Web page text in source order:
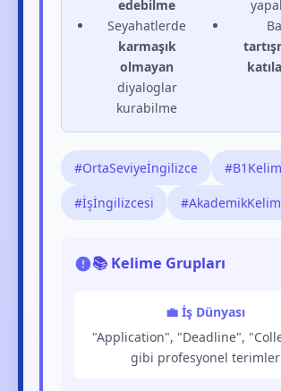
edebilme
Seyahatlerde
karmaşık
olmayan
diyaloglar
kurabilme
#OrtaSeviyeİngilizce
#İşİngilizcesi
📚 Kelime Grupları
💼 İş Dünyası
"Application", "Deadline",
gibi profesyonel terimler